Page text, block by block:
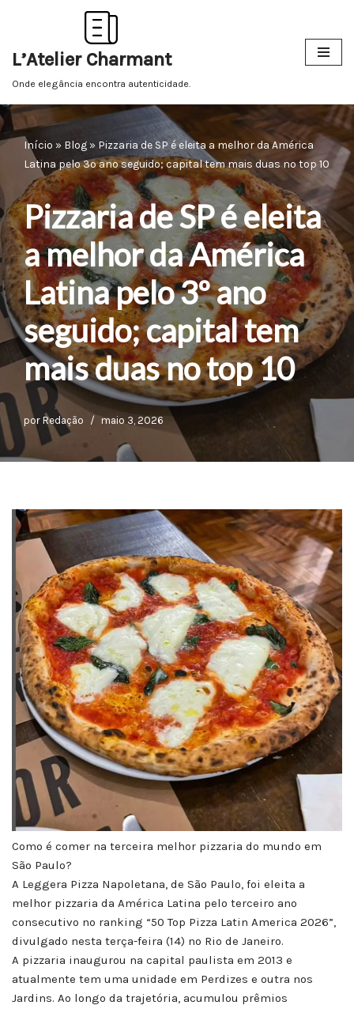
para
o
L’Atelier Charmant
Onde elegância encontra autenticidade.
Início » Blog » Pizzaria de SP é eleita a melhor da América
Latina pelo 3º ano seguido; capital tem mais duas no top 10
Pizzaria de SP é eleita
a melhor da América
Latina pelo 3º ano
seguido; capital tem
mais duas no top 10
por Redação maio 3, 2026
Como é comer na terceira melhor pizzaria do mundo em
São Paulo?
A Leggera Pizza Napoletana, de São Paulo, foi eleita a
melhor pizzaria da América Latina pelo terceiro ano
consecutivo no ranking “50 Top Pizza Latin America 2026”,
divulgado nesta terça-feira (14) no Rio de Janeiro.
A pizzaria inaugurou na capital paulista em 2013 e
atualmente tem uma unidade em Perdizes e outra nos
Jardins. Ao longo da trajetória, acumulou prêmios